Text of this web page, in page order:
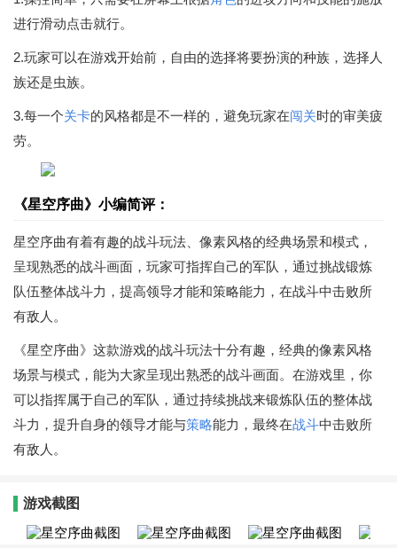
进行滑动点击就行。
2.玩家可以在游戏开始前，自由的选择将要扮演的种族，选择人
族还是虫族。
3.每一个关卡的风格都是不一样的，避免玩家在闯关时的审美疲
劳。
《星空序曲》小编简评：
星空序曲有着有趣的战斗玩法、像素风格的经典场景和模式，
呈现熟悉的战斗画面，玩家可指挥自己的军队，通过挑战锻炼
队伍整体战斗力，提高领导才能和策略能力，在战斗中击败所
有敌人。
《星空序曲》这款游戏的战斗玩法十分有趣，经典的像素风格
场景与模式，能为大家呈现出熟悉的战斗画面。在游戏里，你
可以指挥属于自己的军队，通过持续挑战来锻炼队伍的整体战
斗力，提升自身的领导才能与策略能力，最终在战斗中击败所
有敌人。
游戏截图